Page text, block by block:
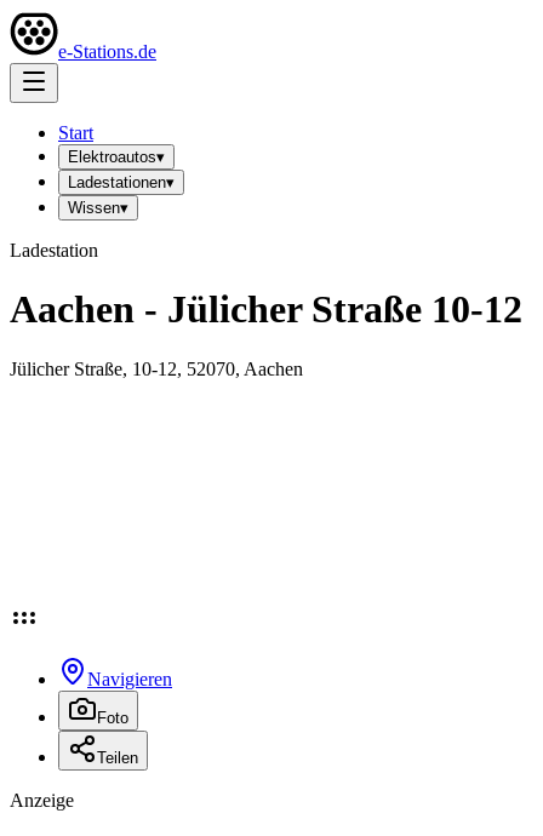
e-Stations.de
Start
Elektroautos▾
Ladestationen▾
Wissen▾
Ladestation
Aachen - Jülicher Straße 10-12
Jülicher Straße, 10-12, 52070, Aachen
Navigieren
Foto
Teilen
Anzeige